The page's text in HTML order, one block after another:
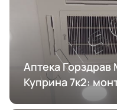
Аптека Горздрав
Куприна 7к2: